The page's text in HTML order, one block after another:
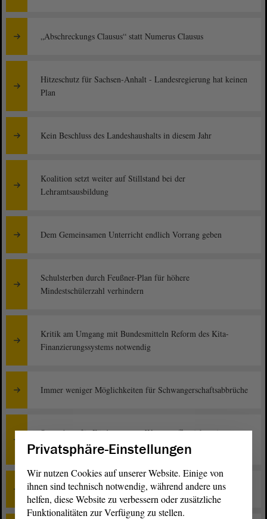
„Abschreckungs Clausus“ statt Numerus Clausus
Hitzeschutz für Sachsen-Anhalt - Landesregierung hat keinen
Plan
Kein Beschluss des Landeshaushalts in diesem Jahr
Koalition setzt weiter auf Stillstand bei der
Lehramtsausbildung
Dem Gemeinsamen Unterricht endlich Vorrang geben
Schulsterben durch Feußner-Plan für höhere
Mindestschülerzahl verhindern
Kritik am Umgang mit Bundesmitteln Reform des Kita-
Finanzierungssystems notwendig
Immer weniger Möglichkeiten für Schwangerschaftsabbrüche
Startschuss für Förderung von Wasserstoffprojekten in
Sachsen-Anhalt
Mehr Arztpraxen ohne Barrieren nötig
Privatsphäre-Einstellungen
Wir nutzen Cookies auf unserer Website. Einige von
ihnen sind technisch notwendig, während andere uns
helfen, diese Website zu verbessern oder zusätzliche
Funktionalitäten zur Verfügung zu stellen.